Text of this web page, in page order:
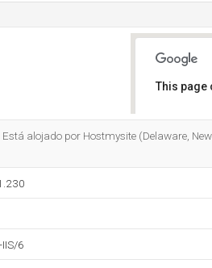
This page
alojado por Hostmysite (Delaware,
6